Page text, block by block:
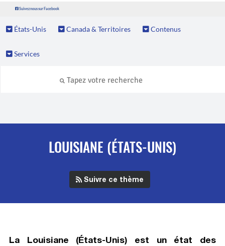
Suivez nous sur Facebook
États-Unis Canada & Territoires Contenus
Services
LOUISIANE (ÉTATS-UNIS)
Suivre ce thème
La Louisiane (États-Unis) est un état des